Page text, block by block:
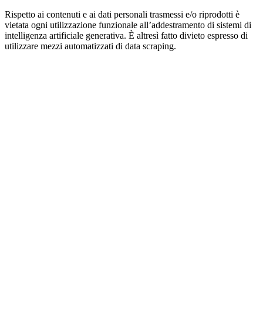
Rispetto ai contenuti e ai dati personali trasmessi e/o riprodotti è
vietata ogni utilizzazione funzionale all’addestramento di sistemi di
intelligenza artificiale generativa. È altresì fatto divieto espresso di
utilizzare mezzi automatizzati di data scraping.